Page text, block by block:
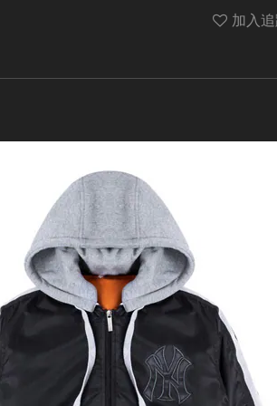
加入